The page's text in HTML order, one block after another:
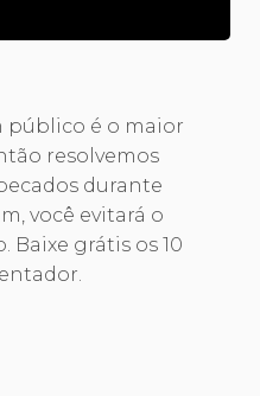
público é o maior
resolvemos
durante
você evitará o
Baixe grátis os 10